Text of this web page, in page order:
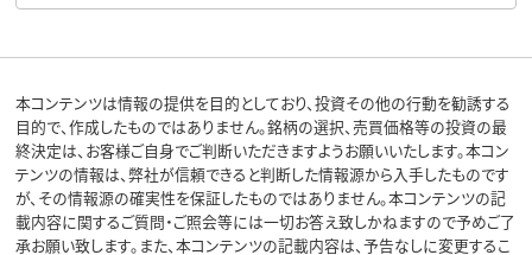
本コンテンツは情報の提供を目的としており、投資その他の行動を勧誘する
目的で、作成したものではありません。銘柄の選択、売買価格等の投資の最
終決定は、お客様ご自身でご判断いただきますようお願いいたします。本コン
テンツの情報は、弊社が信頼できると判断した情報源から入手したものです
が、その情報源の確実性を保証したものではありません。本コンテンツの記
載内容に関するご質問・ご照会等には一切お答え致しかねますので予めご了
承お願い致します。また、本コンテンツの記載内容は、予告なしに変更するこ